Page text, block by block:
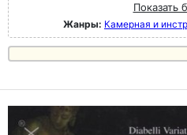
Показать
Жанры: Камерная и